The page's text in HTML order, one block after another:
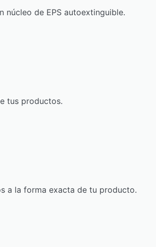
núcleo de EPS autoextinguible.
tus productos.
a la forma exacta de tu producto.